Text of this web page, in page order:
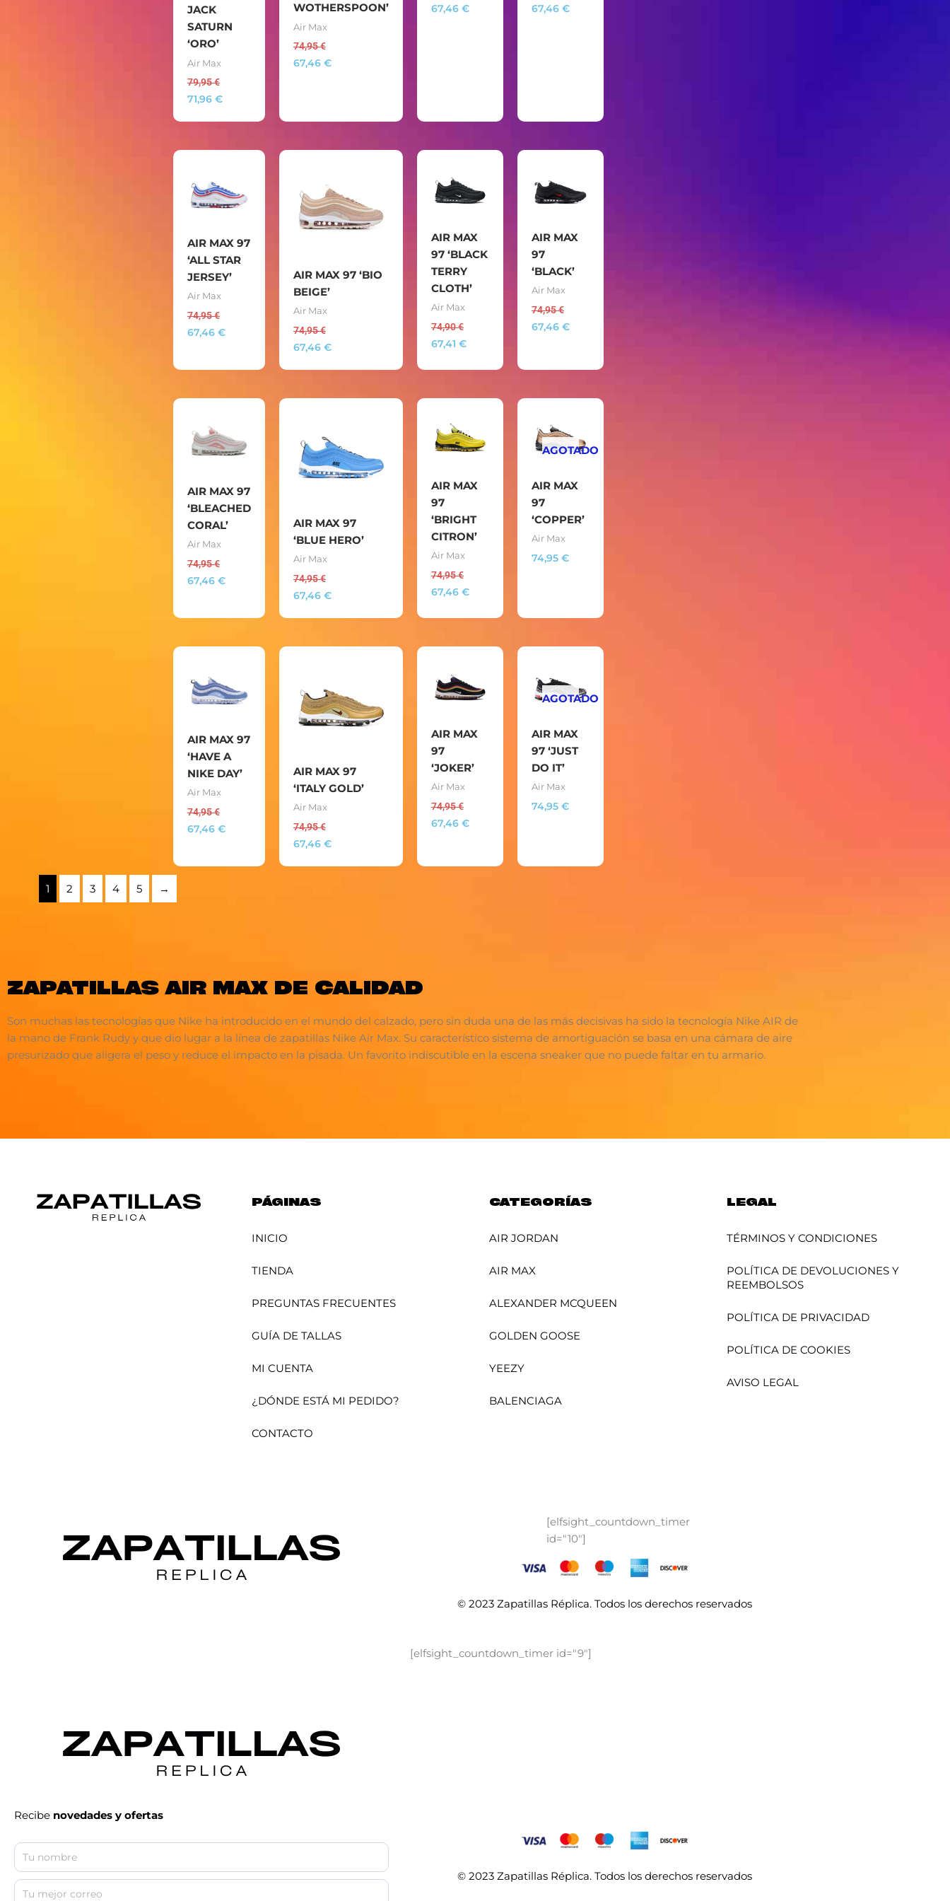
JACK
SATURN
‘ORO’
Air Max
79,95€
71,96 €
WOTHERSPOON’
Air Max
74,95€
67,46 €
67,46 €
67,46 €
AIR MAX 97
‘ALL STAR
JERSEY’
Air Max
74,95€
67,46 €
AIR MAX 97 ‘BIO
BEIGE’
Air Max
74,95€
67,46 €
AIR MAX
97 ‘BLACK
TERRY
CLOTH’
Air Max
74,90€
67,41 €
AIR MAX
97
‘BLACK’
Air Max
74,95€
67,46 €
AIR MAX 97
‘BLEACHED
CORAL’
Air Max
74,95€
67,46 €
AIR MAX 97
‘BLUE HERO’
Air Max
74,95€
67,46 €
AIR MAX
97
‘BRIGHT
CITRON’
Air Max
74,95€
67,46 €
AGOTADO
AIR MAX
97
‘COPPER’
Air Max
74,95 €
AIR MAX 97
‘HAVE A
NIKE DAY’
Air Max
74,95€
67,46 €
AIR MAX 97
‘ITALY GOLD’
Air Max
74,95€
67,46 €
AIR MAX
97
‘JOKER’
Air Max
74,95€
67,46 €
AGOTADO
AIR MAX
97 ‘JUST
DO IT’
Air Max
74,95 €
1 2 3 4 5 →
ZAPATILLAS AIR MAX DE CALIDAD
Son muchas las tecnologías que Nike ha introducido en el mundo del calzado, pero sin duda una de las más decisivas ha sido la tecnología Nike AIR de
la mano de Frank Rudy y que dio lugar a la línea de zapatillas Nike Air Max. Su característico sistema de amortiguación se basa en una cámara de aire
presurizado que aligera el peso y reduce el impacto en la pisada. Un favorito indiscutible en la escena sneaker que no puede faltar en tu armario.
PÁGINAS
INICIO
TIENDA
PREGUNTAS FRECUENTES
GUÍA DE TALLAS
MI CUENTA
¿DÓNDE ESTÁ MI PEDIDO?
CONTACTO
CATEGORÍAS
AIR JORDAN
AIR MAX
ALEXANDER MCQUEEN
GOLDEN GOOSE
YEEZY
BALENCIAGA
LEGAL
TÉRMINOS Y CONDICIONES
POLÍTICA DE DEVOLUCIONES Y
REEMBOLSOS
POLÍTICA DE PRIVACIDAD
POLÍTICA DE COOKIES
AVISO LEGAL
[elfsight_countdown_timer
id="10"]
© 2023 Zapatillas Réplica. Todos los derechos reservados
[elfsight_countdown_timer id="9"]
Recibe novedades y ofertas
NOMBRE
TU
© 2023 Zapatillas Réplica. Todos los derechos reservados